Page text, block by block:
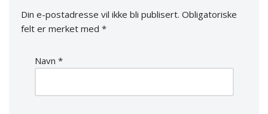
Din e-postadresse vil ikke bli publisert. Obligatoriske
felt er merket med *
Navn *